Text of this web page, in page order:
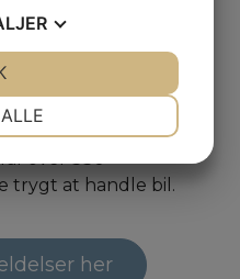
om os?
Vi har en TrustPilot
over 330
trygt at handle bil.
her
STATISTIK